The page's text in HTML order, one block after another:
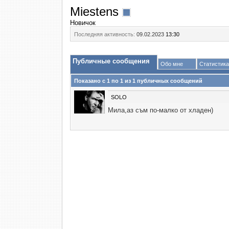
Miestens
Новичок
Последняя активность: 09.02.2023 13:30
Публичные сообщения Обо мне Статистика
Показано с 1 по 1 из 1 публичных сообщений
SOLO
Мила,аз съм по-малко от хладен)